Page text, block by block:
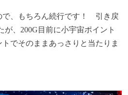
で、もちろん続行です！ 引き戻
が、200G目前に小宇宙ポイント
でそのままあっさりと当たりま